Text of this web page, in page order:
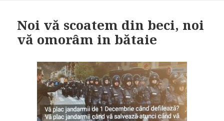
Noi vă scoatem din beci, noi
vă omorâm in bătaie